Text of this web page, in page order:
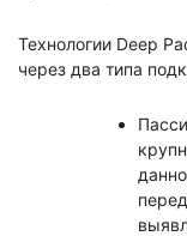
Технологии Deep
через два типа